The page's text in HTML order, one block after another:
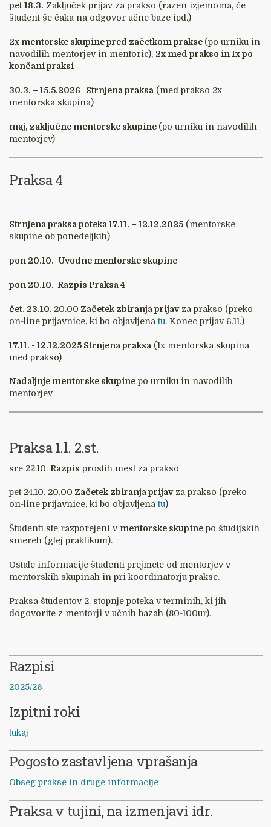
pet 18.3. Zaključek prijav za prakso (razen izjemoma, če
študent še čaka na odgovor učne baze ipd.)
2x mentorske skupine pred začetkom prakse (po urniku in
navodilih mentorjev in mentoric), 2x med prakso in 1x po
končani praksi
30.3. – 15.5.2026 Strnjena praksa (med prakso 2x
mentorska skupina)
maj, zaključne mentorske skupine (po urniku in navodilih
mentorjev)
Praksa 4
Strnjena praksa poteka 17.11. – 12.12.2025 (mentorske
skupine ob ponedeljkih)
pon 20.10. Uvodne mentorske skupine
pon 20.10. Razpis Praksa 4
čet. 23.10. 20.00 Začetek zbiranja prijavza prakso (preko
on-line prijavnice, ki bo objavljenatu. Konec prijav 6.11.)
17.11. - 12.12.2025 Strnjena praksa (1x mentorska skupina
med prakso)
Nadaljnje mentorske skupine po urniku in navodilih
mentorjev
Praksa 1.l. 2.st.
sre 22.10. Razpis prostih mest za prakso
pet 24.10. 20.00 Začetek zbiranja prijavza prakso (preko
on-line prijavnice, ki bo objavljenatu)
Študenti ste razporejeni v mentorske skupine po študijskih
smereh (glej praktikum).
Ostale informacije študenti prejmete od mentorjev v
mentorskih skupinah in pri koordinatorju prakse.
Praksa študentov 2. stopnje poteka v terminih, ki jih
dogovorite z mentorji v učnih bazah (80-100ur).
Razpisi
2025/26
Izpitni roki
tukaj
Pogosto zastavljena vprašanja
Obseg prakse in druge informacije
Praksa v tujini, na izmenjavi idr.